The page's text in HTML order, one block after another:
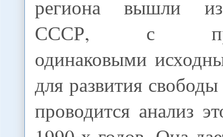
региона вышли
СССР, с
одинаковыми
для развития
проводится анализ